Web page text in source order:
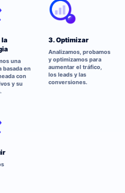
la
una
basada en
con
y su
3. Optimizar
Analizamos, probamos
y optimizamos para
aumentar el tráfico,
los leads y las
conversiones.